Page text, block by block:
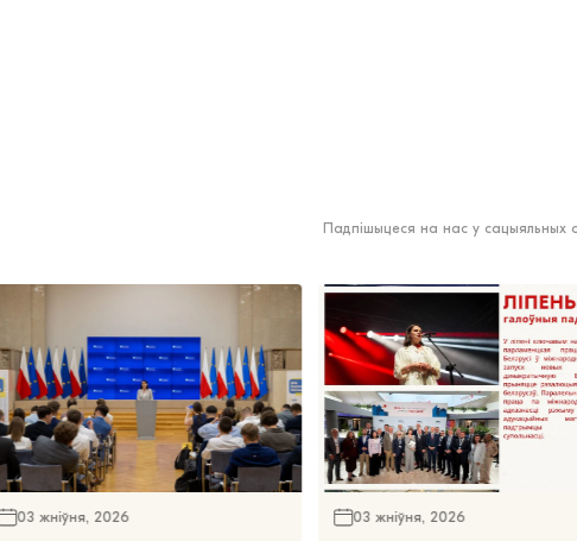
Падпішыцеся на нас у сацыяльных
03 жніўня, 2026 03 жніўня, 2026